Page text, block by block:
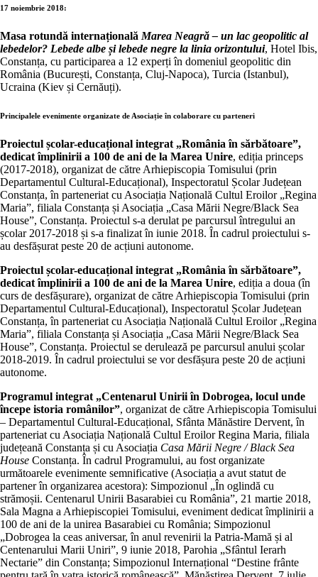
17 noiembrie 2018:
Masa rotundă internațională Marea Neagră – un lac geopolitic al
lebedelor? Lebede albe și lebede negre la linia orizontului, Hotel Ibis,
Constanța, cu participarea a 12 experți în domeniul geopolitic din
România (București, Constanța, Cluj-Napoca), Turcia (Istanbul),
Ucraina (Kiev și Cernăuți).
Principalele evenimente organizate de Asociație în colaborare cu parteneri
Proiectul școlar-educațional integrat „România în sărbătoare”,
dedicat împlinirii a 100 de ani de la Marea Unire, ediția princeps
(2017-2018), organizat de către Arhiepiscopia Tomisului (prin
Departamentul Cultural-Educațional), Inspectoratul Școlar Județean
Constanța, în parteneriat cu Asociația Națională Cultul Eroilor „Regina
Maria”, filiala Constanța și Asociația „Casa Mării Negre/Black Sea
House”, Constanța. Proiectul s-a derulat pe parcursul întregului an
școlar 2017-2018 și s-a finalizat în iunie 2018. În cadrul proiectului s-
au desfășurat peste 20 de acțiuni autonome.
Proiectul școlar-educațional integrat „România în sărbătoare”,
dedicat împlinirii a 100 de ani de la Marea Unire, ediția a doua (în
curs de desfășurare), organizat de către Arhiepiscopia Tomisului (prin
Departamentul Cultural-Educațional), Inspectoratul Școlar Județean
Constanța, în parteneriat cu Asociația Națională Cultul Eroilor „Regina
Maria”, filiala Constanța și Asociația „Casa Mării Negre/Black Sea
House”, Constanța. Proiectul se derulează pe parcursul anului școlar
2018-2019. În cadrul proiectului se vor desfășura peste 20 de acțiuni
autonome.
Programul integrat „Centenarul Unirii în Dobrogea, locul unde
începe istoria românilor”, organizat de către Arhiepiscopia Tomisului
– Departamentul Cultural-Educațional, Sfânta Mănăstire Dervent, în
parteneriat cu Asociația Națională Cultul Eroilor Regina Maria, filiala
județeană Constanța și cu Asociația Casa Mării Negre / Black Sea
House Constanța. În cadrul Programului, au fost organizate
următoarele evenimente semnificative (Asociația a avut statut de
partener în organizarea acestora): Simpozionul „În oglindă cu
strămoșii. Centenarul Unirii Basarabiei cu România”, 21 martie 2018,
Sala Magna a Arhiepiscopiei Tomisului, eveniment dedicat împlinirii a
100 de ani de la unirea Basarabiei cu România; Simpozionul
„Dobrogea la ceas aniversar, în anul revenirii la Patria-Mamă și al
Centenarului Marii Uniri”, 9 iunie 2018, Parohia „Sfântul Ierarh
Nectarie” din Constanța; Simpozionul Internațional “Destine frânte